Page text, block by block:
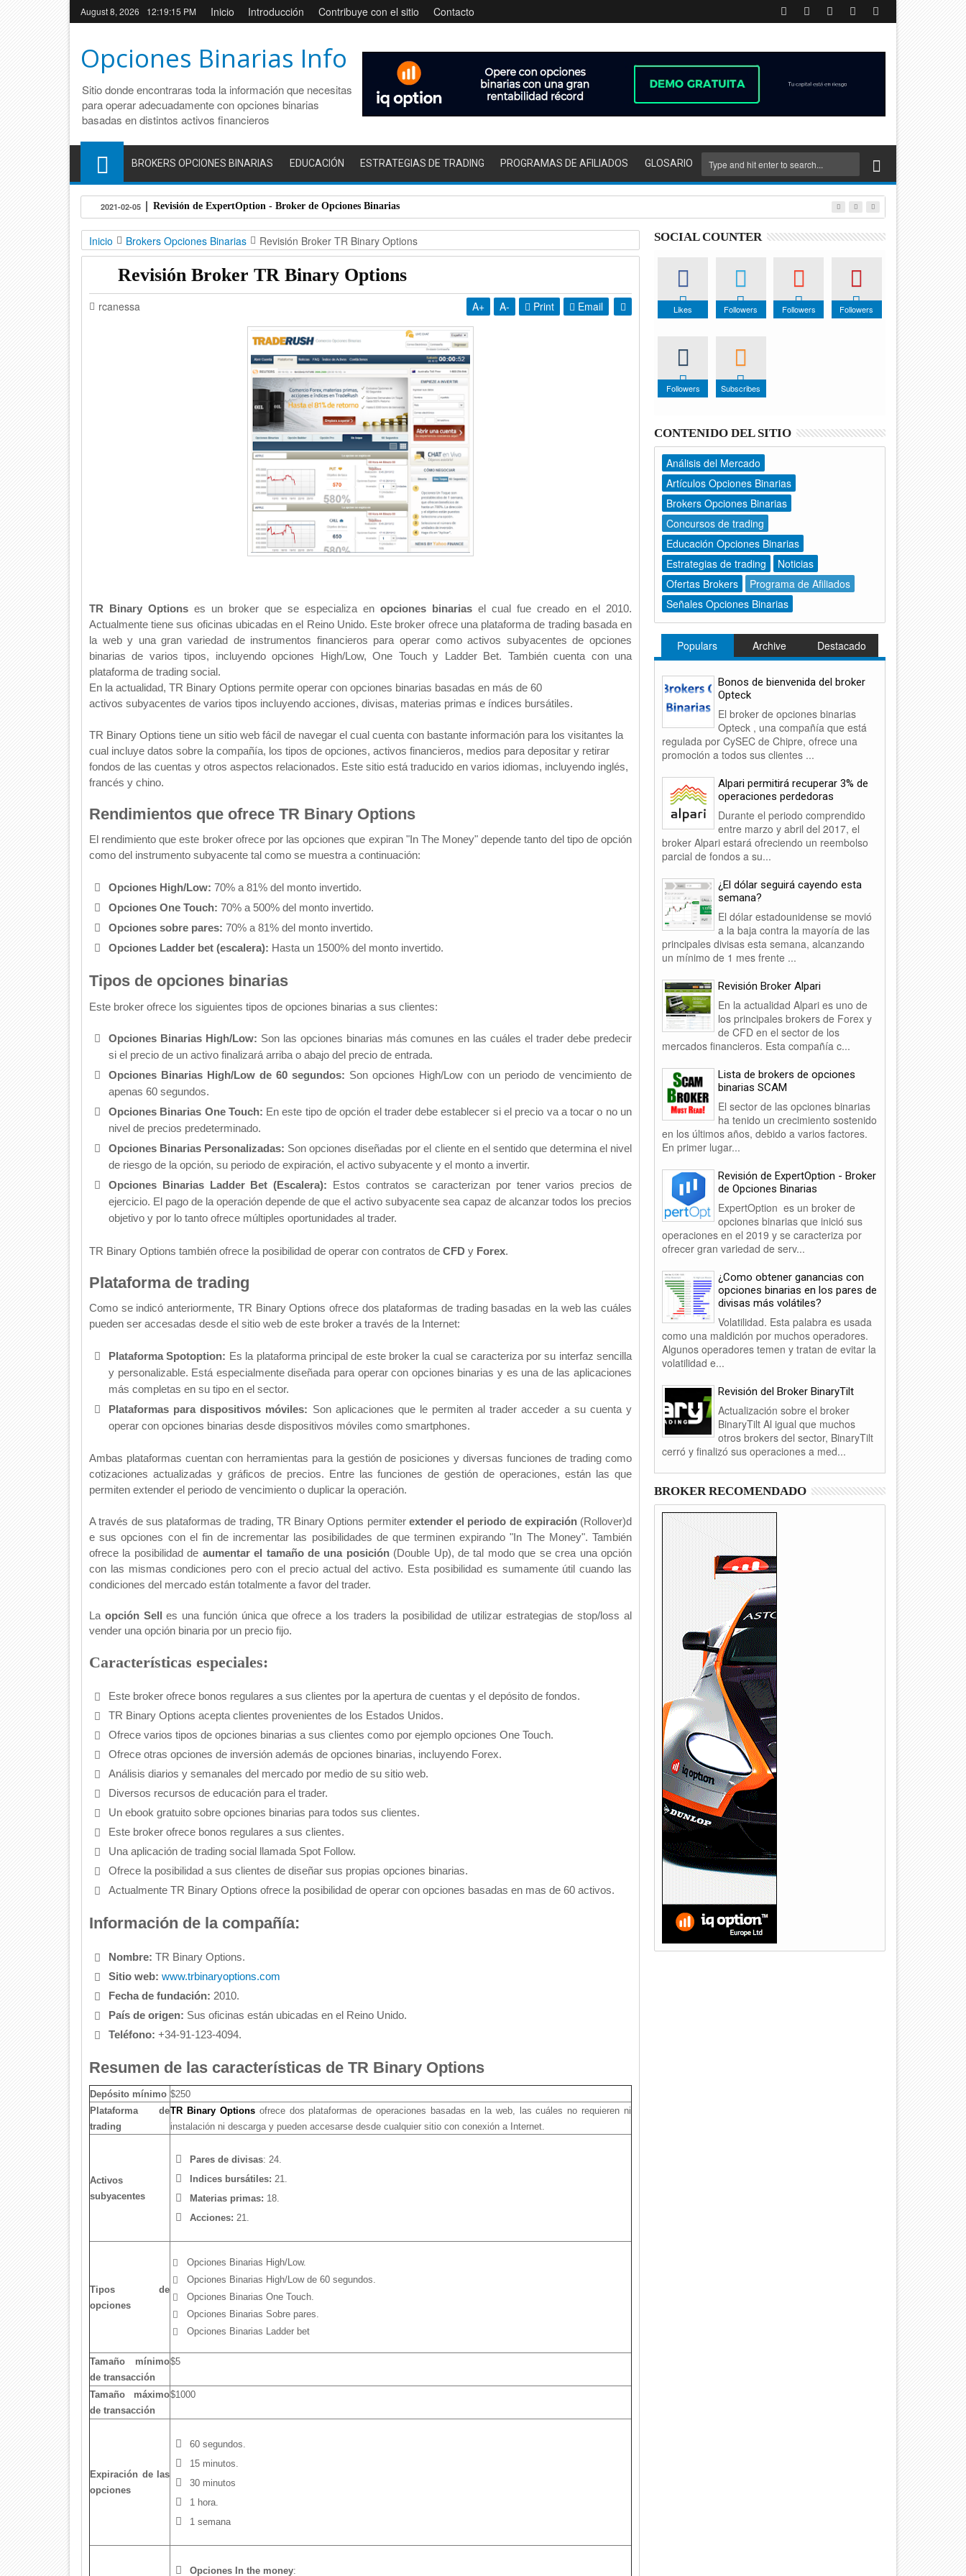
August 8, 2026 12:19:16 PM Inicio Introducción Contribuye con el sitio Contacto
Opciones Binarias Info
Sitio donde encontraras toda la información que necesitas
para operar adecuadamente con opciones binarias
basadas en distintos activos financieros
BROKERS OPCIONES BINARIAS EDUCACIÓN ESTRATEGIAS DE TRADING PROGRAMAS DE AFILIADOS GLOSARIO
Revisión de ExpertOption - Broker de Opciones Binarias
2021-02-05
Inicio Brokers Opciones Binarias Revisión Broker TR Binary Options
Revisión Broker TR Binary Options
rcanessa A+ A- Print Email
TR Binary Options es un broker que se especializa en opciones binarias el cual fue creado en el 2010.
Actualmente tiene sus oficinas ubicadas en el Reino Unido. Este broker ofrece una plataforma de trading basada en
la web y una gran variedad de instrumentos financieros para operar como activos subyacentes de opciones
binarias de varios tipos, incluyendo opciones High/Low, One Touch y Ladder Bet. También cuenta con una
plataforma de trading social.
En la actualidad, TR Binary Options permite operar con opciones binarias basadas en más de 60
activos subyacentes de varios tipos incluyendo acciones, divisas, materias primas e índices bursátiles.
TR Binary Options tiene un sitio web fácil de navegar el cual cuenta con bastante información para los visitantes la
cual incluye datos sobre la compañía, los tipos de opciones, activos financieros, medios para depositar y retirar
fondos de las cuentas y otros aspectos relacionados. Este sitio está traducido en varios idiomas, incluyendo inglés,
francés y chino.
Rendimientos que ofrece TR Binary Options
El rendimiento que este broker ofrece por las opciones que expiran "In The Money" depende tanto del tipo de opción
como del instrumento subyacente tal como se muestra a continuación:
Opciones High/Low: 70% a 81% del monto invertido.
Opciones One Touch: 70% a 500% del monto invertido.
Opciones sobre pares: 70% a 81% del monto invertido.
Opciones Ladder bet (escalera): Hasta un 1500% del monto invertido.
Tipos de opciones binarias
Este broker ofrece los siguientes tipos de opciones binarias a sus clientes:
Opciones Binarias High/Low: Son las opciones binarias más comunes en las cuáles el trader debe predecir
si el precio de un activo finalizará arriba o abajo del precio de entrada.
Opciones Binarias High/Low de 60 segundos: Son opciones High/Low con un periodo de vencimiento de
apenas 60 segundos.
Opciones Binarias One Touch: En este tipo de opción el trader debe establecer si el precio va a tocar o no un
nivel de precios predeterminado.
Opciones Binarias Personalizadas: Son opciones diseñadas por el cliente en el sentido que determina el nivel
de riesgo de la opción, su periodo de expiración, el activo subyacente y el monto a invertir.
Opciones Binarias Ladder Bet (Escalera): Estos contratos se caracterizan por tener varios precios de
ejercicio. El pago de la operación depende de que el activo subyacente sea capaz de alcanzar todos los precios
objetivo y por lo tanto ofrece múltiples oportunidades al trader.
TR Binary Options también ofrece la posibilidad de operar con contratos de CFD y Forex.
Plataforma de trading
Como se indicó anteriormente, TR Binary Options ofrece dos plataformas de trading basadas en la web las cuáles
pueden ser accesadas desde el sitio web de este broker a través de la Internet:
Plataforma Spotoption: Es la plataforma principal de este broker la cual se caracteriza por su interfaz sencilla
y personalizable. Está especialmente diseñada para operar con opciones binarias y es una de las aplicaciones
más completas en su tipo en el sector.
Plataformas para dispositivos móviles: Son aplicaciones que le permiten al trader acceder a su cuenta y
operar con opciones binarias desde dispositivos móviles como smartphones.
Ambas plataformas cuentan con herramientas para la gestión de posiciones y diversas funciones de trading como
cotizaciones actualizadas y gráficos de precios. Entre las funciones de gestión de operaciones, están las que
permiten extender el periodo de vencimiento o duplicar la operación.
A través de sus plataformas de trading, TR Binary Options permiter extender el periodo de expiración(Rollover)d
e sus opciones con el fin de incrementar las posibilidades de que terminen expirando "In The Money". También
ofrece la posibilidad de aumentar el tamaño de una posición(Double Up), de tal modo que se crea una opción
con las mismas condiciones pero con el precio actual del activo. Esta posibilidad es sumamente útil cuando las
condiciones del mercado están totalmente a favor del trader.
La opción Sell es una función única que ofrece a los traders la posibilidad de utilizar estrategias de stop/loss al
vender una opción binaria por un precio fijo.
Características especiales:
Este broker ofrece bonos regulares a sus clientes por la apertura de cuentas y el depósito de fondos.
TR Binary Options acepta clientes provenientes de los Estados Unidos.
Ofrece varios tipos de opciones binarias a sus clientes como por ejemplo opciones One Touch.
Ofrece otras opciones de inversión además de opciones binarias, incluyendo Forex.
Análisis diarios y semanales del mercado por medio de su sitio web.
Diversos recursos de educación para el trader.
Un ebook gratuito sobre opciones binarias para todos sus clientes.
Este broker ofrece bonos regulares a sus clientes.
Una aplicación de trading social llamada Spot Follow.
Ofrece la posibilidad a sus clientes de diseñar sus propias opciones binarias.
Actualmente TR Binary Options ofrece la posibilidad de operar con opciones basadas en mas de 60 activos.
Información de la compañía:
Nombre: TR Binary Options.
Sitio web: www.trbinaryoptions.com
Fecha de fundación: 2010.
País de origen: Sus oficinas están ubicadas en el Reino Unido.
Teléfono: +34-91-123-4094.
Resumen de las características de TR Binary Options
Depósito mínimo $250
Plataforma de
trading
TR Binary Optionsofrece dos plataformas de operaciones basadas en la web, las cuáles no requieren ni
instalación ni descarga y pueden accesarse desde cualquier sitio con conexión a Internet.
Activos
subyacentes
Pares de divisas: 24.
Indices bursátiles: 21.
Materias primas: 18.
Acciones: 21.
Tipos de
opciones
Opciones Binarias High/Low.
Opciones Binarias High/Low de 60 segundos.
Opciones Binarias One Touch.
Opciones Binarias Sobre pares.
Opciones Binarias Ladder bet
Tamaño mínimo
de transacción
$5
Tamaño máximo
de transacción
$1000
Expiración de las
opciones
60 segundos.
15 minutos.
30 minutos
1 hora.
1 semana
Opciones In the money:
SOCIAL COUNTER
Likes Followers Followers Followers
Followers Subscribes
CONTENIDO DEL SITIO
Análisis del Mercado
Artículos Opciones Binarias
Brokers Opciones Binarias
Concursos de trading
Educación Opciones Binarias
Estrategias de trading
Noticias
Ofertas Brokers
Programa de Afiliados
Señales Opciones Binarias
Populars Archive Destacado
Bonos de bienvenida del broker
Opteck
El broker de opciones binarias
Opteck , una compañía que está
regulada por CySEC de Chipre, ofrece una
promoción a todos sus clientes ...
Alpari permitirá recuperar 3% de
operaciones perdedoras
Durante el periodo comprendido
entre marzo y abril del 2017, el
broker Alpari estará ofreciendo un reembolso
parcial de fondos a su...
¿El dólar seguirá cayendo esta
semana?
El dólar estadounidense se movió
a la baja contra la mayoría de las
principales divisas esta semana, alcanzando
un mínimo de 1 mes frente ...
Revisión Broker Alpari
En la actualidad Alpari es uno de
los principales brokers de Forex y
de CFD en el sector de los
mercados financieros. Esta compañía c...
Lista de brokers de opciones
binarias SCAM
El sector de las opciones binarias
ha tenido un crecimiento sostenido
en los últimos años, debido a varios factores.
En primer lugar...
Revisión de ExpertOption - Broker
de Opciones Binarias
ExpertOption es un broker de
opciones binarias que inició sus
operaciones en el 2019 y se caracteriza por
ofrecer gran variedad de serv...
¿Como obtener ganancias con
opciones binarias en los pares de
divisas más volátiles?
Volatilidad. Esta palabra es usada
como una maldición por muchos operadores.
Algunos operadores temen y tratan de evitar la
volatilidad e...
Revisión del Broker BinaryTilt
Actualización sobre el broker
BinaryTilt Al igual que muchos
otros brokers del sector, BinaryTilt
cerró y finalizó sus operaciones a med...
BROKER RECOMENDADO